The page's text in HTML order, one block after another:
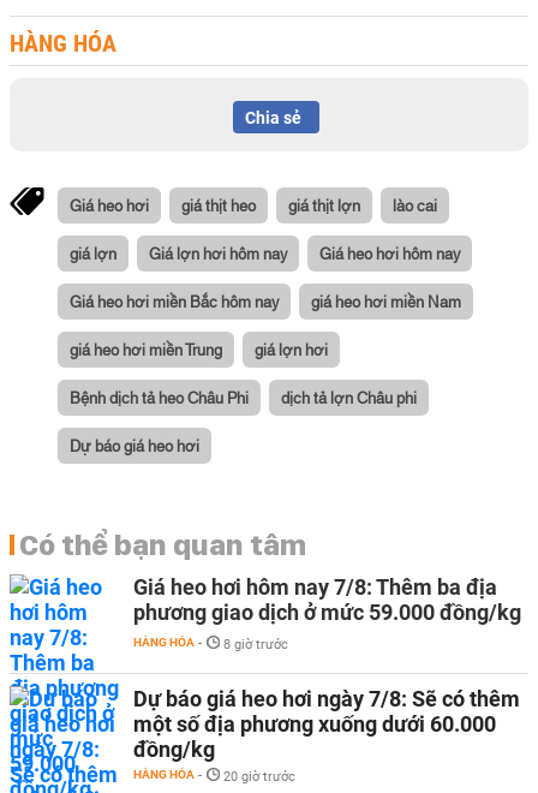
HÀNG HÓA
Chia sẻ
Giá heo hơi giá thịt heo giá thịt lợn lào cai
giá lợn Giá lợn hơi hôm nay Giá heo hơi hôm nay
Giá heo hơi miền Bắc hôm nay giá heo hơi miền Nam
giá heo hơi miền Trung giá lợn hơi
Bệnh dịch tả heo Châu Phi dịch tả lợn Châu phi
Dự báo giá heo hơi
Có thể bạn quan tâm
Giá heo hơi hôm nay 7/8: Thêm ba địa
phương giao dịch ở mức 59.000 đồng/kg
HÀNG HÓA - 8 giờ trước
Dự báo giá heo hơi ngày 7/8: Sẽ có thêm
một số địa phương xuống dưới 60.000
đồng/kg
HÀNG HÓA - 20 giờ trước